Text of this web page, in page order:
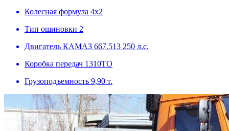
Колесная формула 4х2
Тип ошиновки 2
Двигатель КАМАЗ 667.513 250 л.с.
Коробка передач 1310TO
Грузоподъемность 9,90 т.